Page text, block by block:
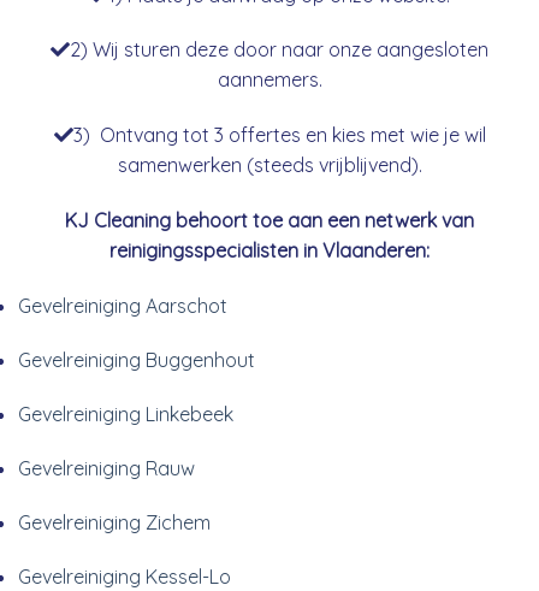
2) Wij sturen deze door naar onze aangesloten
aannemers.
3) Ontvang tot 3 offertes en kies met wie je wil
samenwerken (steeds vrijblijvend).
KJ Cleaning behoort toe aan een netwerk van
reinigingsspecialisten in Vlaanderen:
Gevelreiniging Aarschot
Gevelreiniging Buggenhout
Gevelreiniging Linkebeek
Gevelreiniging Rauw
Gevelreiniging Zichem
Gevelreiniging Kessel-Lo